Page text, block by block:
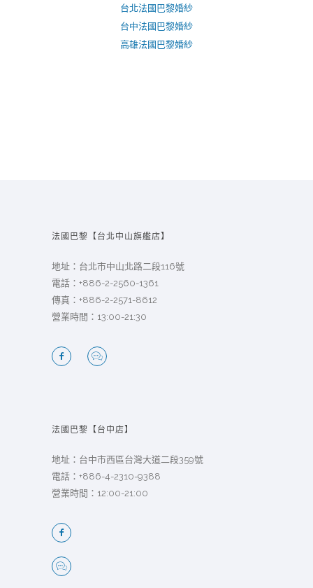
台北法國巴黎婚紗
台中法國巴黎婚紗
高雄法國巴黎婚紗
法國巴黎【台北中山旗艦店】
地址：台北市中山北路二段116號
電話： +886-2-2560-1361
傳真：+886-2-2571-8612
營業時間：13:00-21:30
法國巴黎【台中店】
地址：台中市西區台灣大道二段359號
電話： +886-4-2310-9388
營業時間：12:00-21:00